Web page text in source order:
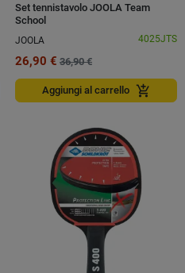
Set tennistavolo JOOLA Team
School
JOOLA
4025JTS
26,90 € 36,90 €
Aggiungi al carrello add_shopping_cart